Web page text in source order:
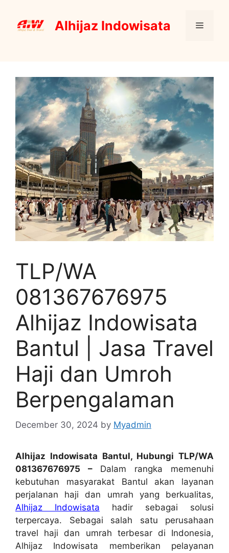
content
Alhijaz Indowisata Menu
TLP/WA
081367676975
Alhijaz Indowisata
Bantul | Jasa Travel
Haji dan Umroh
Berpengalaman
December 30, 2024 by Myadmin
Alhijaz Indowisata Bantul, Hubungi TLP/WA
081367676975 – Dalam rangka memenuhi
kebutuhan masyarakat Bantul akan layanan
perjalanan haji dan umrah yang berkualitas,
Alhijaz Indowisata hadir sebagai solusi
terpercaya. Sebagai salah satu perusahaan
travel haji dan umrah terbesar di Indonesia,
Alhijaz Indowisata memberikan pelayanan